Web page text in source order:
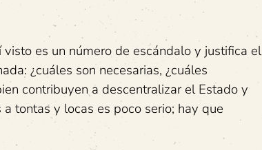
es un número de escándalo y justifica el
¿cuáles son necesarias, ¿cuáles
contribuyen a descentralizar el Estado y
tontas y locas es poco serio; hay que